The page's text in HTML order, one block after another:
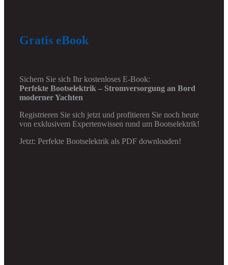
Gratis eBook
Sichern Sie sich Ihr kostenloses E-Book:
Perfekte Bootselektrik – Stromversorgung an Bord
moderner Yachten
Registrieren Sie sich jetzt und profitieren Sie noch heute
von exklusivem Expertenwissen rund um Bootselektrik!
Jetzt: Perfekte Bootselektrik als PDF downloaden!